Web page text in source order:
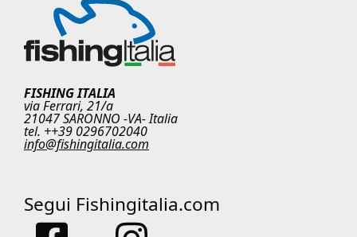
FISHING ITALIA
via Ferrari, 21/a
21047 SARONNO -VA- Italia
tel. ++39 0296702040
info@fishingitalia.com
Segui Fishingitalia.com